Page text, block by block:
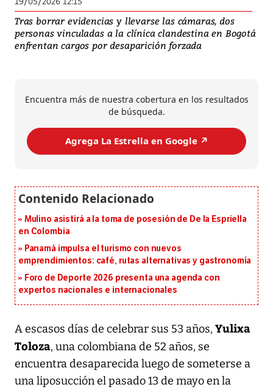
Tras borrar evidencias y llevarse las cámaras, dos
personas vinculadas a la clínica clandestina en Bogotá
enfrentan cargos por desaparición forzada
Encuentra más de nuestra cobertura en los resultados
de búsqueda.
Agrega La Estrella en Google ↗️
Mulino asistirá a la toma de posesión de De la Espriella
en Colombia
Panamá impulsa el turismo con nuevos
emprendimientos: café, rutas alternativas y gastronomía
Foro de Deporte 2026 presenta una agenda con
expertos nacionales e internacionales
A escasos días de celebrar sus 53 años, Yulixa
Toloza, una colombiana de 52 años, se
encuentra desaparecida luego de someterse a
una liposucción el pasado 13 de mayo en la